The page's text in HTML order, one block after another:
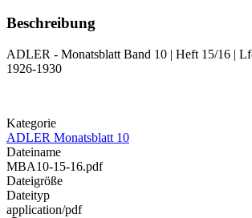
Beschreibung
ADLER - Monatsblatt Band 10 | Heft 15/16 |
1926-1930
Kategorie
ADLER Monatsblatt 10
Dateiname
MBA10-15-16.pdf
Dateigröße
Dateityp
application/pdf